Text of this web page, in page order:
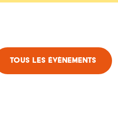
Tous les évènements